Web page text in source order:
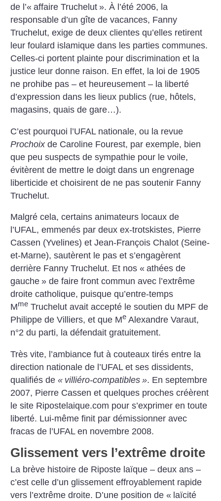
de l’« affaire Truchelut ». À l’été 2006, la
responsable d’un gîte de vacances, Fanny
Truchelut, exige de deux clientes qu’elles retirent
leur foulard islamique dans les parties communes.
Celles-ci portent plainte pour discrimination et la
justice leur donne raison. En effet, la loi de 1905
ne prohibe pas – et heureusement – la liberté
d’expression dans les lieux publics (rue, hôtels,
magasins, quais de gare…).
C’est pourquoi l’UFAL nationale, ou la revue
Prochoixde Caroline Fourest, par exemple, bien
que peu suspects de sympathie pour le voile,
évitèrent de mettre le doigt dans un engrenage
liberticide et choisirent de ne pas soutenir Fanny
Truchelut.
Malgré cela, certains animateurs locaux de
l’UFAL, emmenés par deux ex-trotskistes, Pierre
Cassen (Yvelines) et Jean-François Chalot (Seine-
et-Marne), sautèrent le pas et s’engagèrent
derrière Fanny Truchelut. Et nos « athées de
gauche » de faire front commun avec l’extrême
droite catholique, puisque qu’entre-temps
Mme Truchelut avait accepté le soutien du MPF de
Philippe de Villiers, et que Me Alexandre Varaut,
n°2 du parti, la défendait gratuitement.
Très vite, l’ambiance fut à couteaux tirés entre la
direction nationale de l’UFAL et ses dissidents,
qualifiés de« villiéro-compatibles ». En septembre
2007, Pierre Cassen et quelques proches créèrent
le site Ripostelaique.com pour s’exprimer en toute
liberté. Lui-même finit par démissionner avec
fracas de l’UFAL en novembre 2008.
Glissement vers l’extrême droite
La brève histoire de Riposte laïque – deux ans –
c’est celle d’un glissement effroyablement rapide
vers l’extrême droite. D’une position de « laïcité